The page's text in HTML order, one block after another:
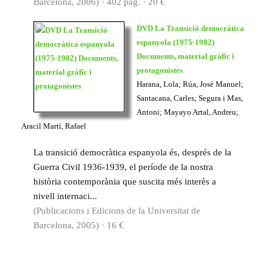
DVD La Transició democràtica
espanyola (1975-1982)
Documents, material gràfic i
protagonistes
Harana, Lola; Rúa, José Manuel;
Santacana, Carles; Segura i Mas,
Antoni; Mayayo Artal, Andreu;
Aracil Martí, Rafael
La transició democràtica espanyola és, després de la
Guerra Civil 1936-1939, el període de la nostra
història contemporània que suscita més interès a
nivell internaci...
(Publicacions i Edicions de la Universitat de
Barcelona, 2005) · 16 €